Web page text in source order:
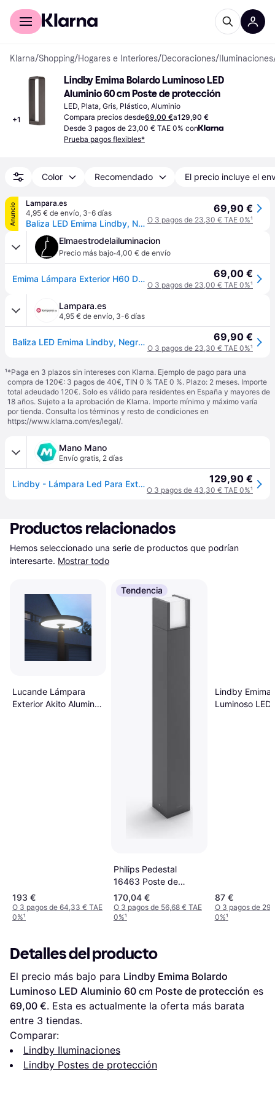
Comprar con Klarna
Klarna/Shopping/Hogares e Interiores/Decoraciones/ Iluminaciones
+1
Lindby Emima Bolardo Luminoso LED
Aluminio 60 cm Poste de protección
LED, Plata, Gris, Plástico, Aluminio
Compara precios desde69,00 €a129,90 €
Desde 3 pagos de 23,00 € TAE 0% con
Prueba pagos flexibles*
Color Recomendado El precio incluye el
Anuncio
Lampara.es
4,95 € de envío, 3-6 días
Baliza LED Emima Lindby, Negro, Aluminio, Moderno, Lámpara LED para exterior
69,90 €
O 3 pagos de 23,30 € TAE 0%¹
Elmaestrodelailuminacion
Precio más bajo·4,00 € de envío
Emima Lámpara Exterior H60 Dark Grey - Lindby - Terraza - Moderno - Metal - Bombilla única 69,00 €
O 3 pagos de 23,00 € TAE 0%¹
Lampara.es
4,95 € de envío, 3-6 días
Baliza LED Emima Lindby, Negro, Aluminio, Moderno, Lámpara LED para exterior 69,90 €
O 3 pagos de 23,30 € TAE 0%¹
¹*Paga en 3 plazos sin intereses con Klarna. Ejemplo de pago para una
compra de 120€: 3 pagos de 40€, TIN 0 % TAE 0 %. Plazo: 2 meses. Importe
total adeudado 120€. Solo es válido para residentes en España y mayores de
18 años. Sujeto a la aprobación de Klarna. Importe mínimo y máximo varía
por tienda. Consulta los términos y resto de condiciones en
https://www.klarna.com/es/legal/.
Mano Mano
Envío gratis, 2 días
Lindby - Lámpara Led Para Exterior 'emima' En Negro De Aluminio 129,90 €
O 3 pagos de 43,30 € TAE 0%¹
Productos relacionados
Hemos seleccionado una serie de productos que podrían
interesarte. Mostrar todo
Lucande Lámpara
Exterior Akito Aluminio
193 €
O 3 pagos de 64,33 € TAE
0%¹
Tendencia
Philips Pedestal
16463 Poste de
protección
170,04 €
O 3 pagos de 56,68 € TAE
0%¹
Lindby Emima
Luminoso LED
87 €
O 3 pagos de
0%¹
Detalles del producto
El precio más bajo para Lindby Emima Bolardo
Luminoso LED Aluminio 60 cm Poste de protección
69,00 €. Esta es actualmente la oferta más barata
entre 3 tiendas.
Comparar:
Lindby Iluminaciones
Lindby Postes de protección